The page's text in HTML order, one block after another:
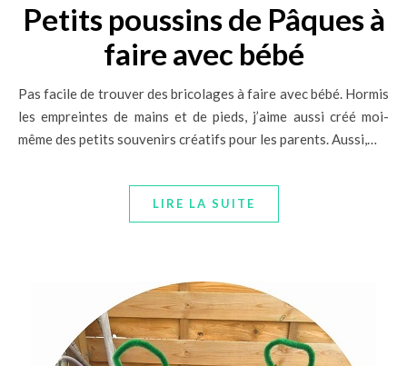
Petits poussins de Pâques à
faire avec bébé
Pas facile de trouver des bricolages à faire avec bébé. Hormis
les empreintes de mains et de pieds, j’aime aussi créé moi-
même des petits souvenirs créatifs pour les parents. Aussi,…
LIRE LA SUITE